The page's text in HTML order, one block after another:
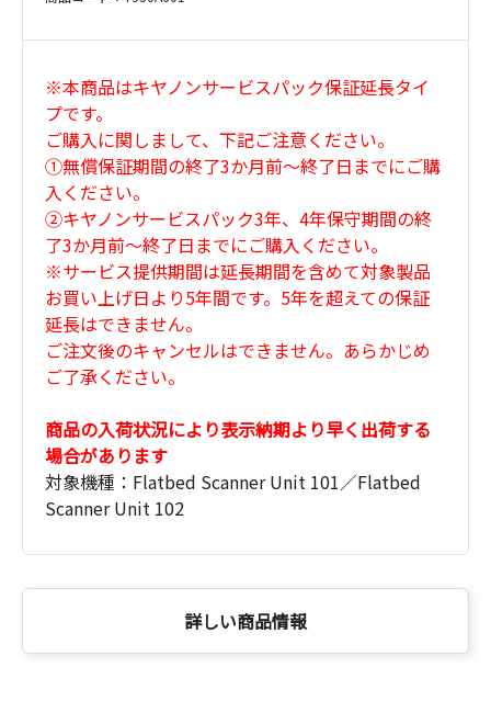
※本商品はキヤノンサービスパック保証延長タイ
プです。
ご購入に関しまして、下記ご注意ください。
①無償保証期間の終了3か月前～終了日までにご購
入ください。
②キヤノンサービスパック3年、4年保守期間の終
了3か月前～終了日までにご購入ください。
※サービス提供期間は延長期間を含めて対象製品
お買い上げ日より5年間です。5年を超えての保証
延長はできません。
ご注文後のキャンセルはできません。あらかじめ
ご了承ください。
商品の入荷状況により表示納期より早く出荷する
場合があります
対象機種：Flatbed Scanner Unit 101／Flatbed
Scanner Unit 102
詳しい商品情報